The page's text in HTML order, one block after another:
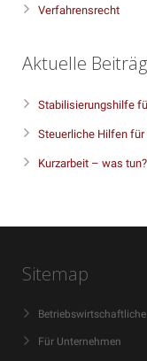
Verfahrensrecht
Aktuelle
Stabilisierungshilfe
Steuerliche Hilfen für
Kurzarbeit – was tun?
Sitemap
Für Unternehmen